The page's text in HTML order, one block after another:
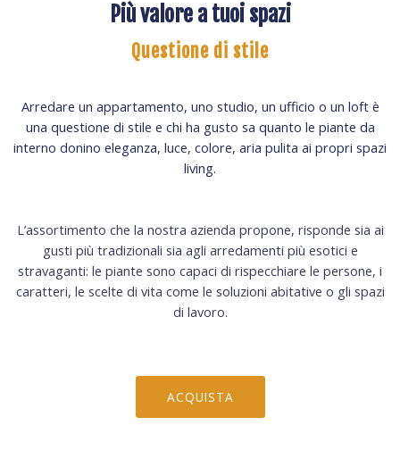
Più valore a tuoi spazi
Questione di stile
Arredare un appartamento, uno studio, un ufficio o un loft è
una questione di stile e chi ha gusto sa quanto le piante da
interno donino eleganza, luce, colore, aria pulita ai propri spazi
living.
L’assortimento che la nostra azienda propone, risponde sia ai
gusti più tradizionali sia agli arredamenti più esotici e
stravaganti: le piante sono capaci di rispecchiare le persone, i
caratteri, le scelte di vita come le soluzioni abitative o gli spazi
di lavoro.
ACQUISTA